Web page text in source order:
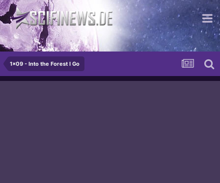
...mehr krass als man denkt
1x09 - Into the Forest I Go